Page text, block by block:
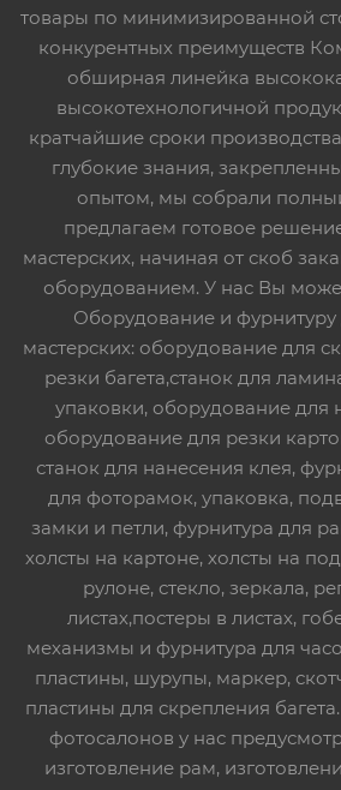
товары по минимизированной
конкурентных преимуществ
обширная линейка
высокотехнологичной
кратчайшие сроки
глубокие знания,
опытом, мы собрали
предлагаем готовое
мастерских, начиная от скоб
оборудованием. У нас Вы
Оборудование и фурнитуру
мастерских: оборудование для
резки багета,станок для
упаковки, оборудование для
оборудование для резки
станок для нанесения клея,
для фоторамок, упаковка,
замки и петли, фурнитура для
холсты на картоне, холсты на
рулоне, стекло, зеркала,
листах,постеры в листах,
механизмы и фурнитура для
пластины, шурупы, маркер,
пластины для скрепления
фотосалонов у нас
изготовление рам,